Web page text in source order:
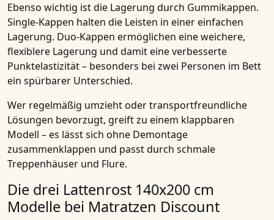
Ebenso wichtig ist die Lagerung durch Gummikappen.
Single-Kappen halten die Leisten in einer einfachen
Lagerung. Duo-Kappen ermöglichen eine weichere,
flexiblere Lagerung und damit eine verbesserte
Punktelastizität – besonders bei zwei Personen im Bett
ein spürbarer Unterschied.
Wer regelmäßig umzieht oder transportfreundliche
Lösungen bevorzugt, greift zu einem klappbaren
Modell – es lässt sich ohne Demontage
zusammenklappen und passt durch schmale
Treppenhäuser und Flure.
Die drei Lattenrost 140x200 cm
Modelle bei Matratzen Discount